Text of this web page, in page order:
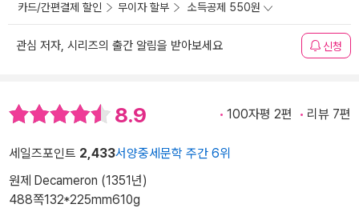
카드/간편결제 할인 무이자 할부 소득공제 550원
관심 저자, 시리즈의 출간 알림을 받아보세요 신청
8.9 100자평 2편 리뷰 7편
세일즈포인트 2,433서양중세문학 주간 6위
원제 Decameron (1351년)
488쪽132*225mm610g